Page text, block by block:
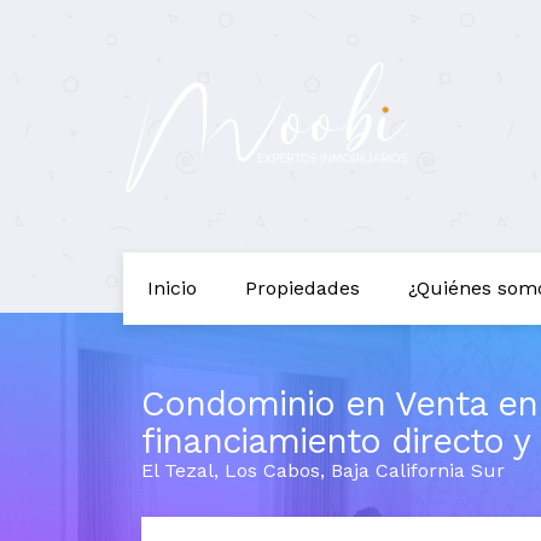
Inicio Propiedades ¿Quiénes
Condominio en Venta
financiamiento directo y
El Tezal, Los Cabos, Baja California Sur